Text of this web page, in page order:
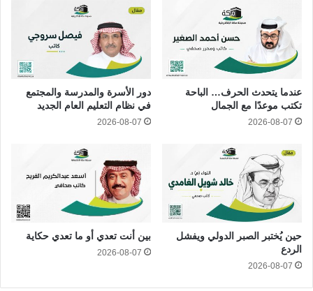
عندما يتحدث الحرف… الباحة
تكتب موعدًا مع الجمال
2026-08-07
دور الأسرة والمدرسة والمجتمع
في نظام التعليم العام الجديد
2026-08-07
حين يُختبر الصبر الدولي ويفشل
الردع
2026-08-07
بين أنت تعدي أو ما تعدي حكاية
2026-08-07